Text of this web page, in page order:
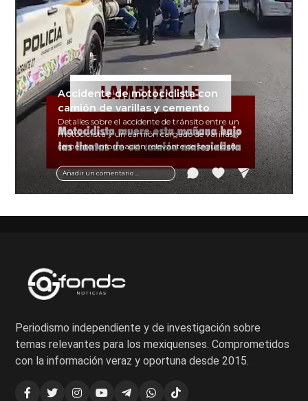
Añadir un comentario ...
Accidente de motociclista con
camión de varillas y cemento
Detalles sobre el accidente de tránsito entre un
motociclista y un camión cargado de varillas y
cemento. Información relevante de seguridad
vial y recomendaciones para motociclistas.
Periodismo independiente y de investigación sobre
temas relevantes para los mexiquenses. Comprometidos
con la información veraz y oportuna desde 2015.